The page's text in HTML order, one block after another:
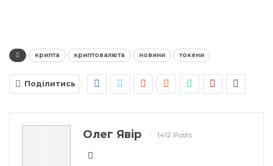
крипта криптовалюта новини токени
Поділитись
Олег Явір 1412 Posts